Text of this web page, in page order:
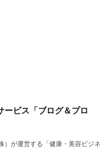
ービス「ブログ＆プロ
）が運営する「健康・美容ビジネ